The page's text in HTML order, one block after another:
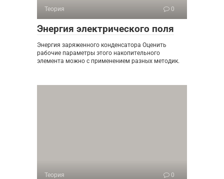
Теория 0
Энергия электрического поля
Энергия заряженного конденсатора Оценить
рабочие параметры этого накопительного
элемента можно с применением разных методик.
Теория 0